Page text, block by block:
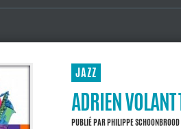
JAZZ
ADRIEN
PUBLIÉ PARPHILIPPE SCHOONBROOD